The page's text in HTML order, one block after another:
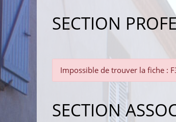
SECTION
Impossible de trouver la fiche :
SECTION